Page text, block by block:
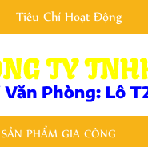
Tiêu Chí Hoạt Động
SẢN PHẨM GIA CÔNG